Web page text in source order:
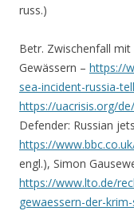
russ.)
Betr. Zwischenfall
Gewässern – https://
sea-incident-russia-
https://uacrisis.org/
Defender: Russian
https://
engl.), Simon
https://www.lto.de/
gewaessern-der-